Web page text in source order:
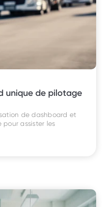
unique de pilotage
de dashboard et
pour assister les